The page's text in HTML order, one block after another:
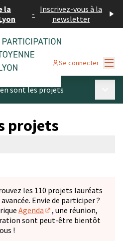
la
- Inscrivez-vous à la
newsletter
Se connecter
sont les projets
projets
les 110 projets lauréats
Envie de participer ?
Agenda
(S'ouvre dans un
, une réunion,
sont peut-être bientôt
!